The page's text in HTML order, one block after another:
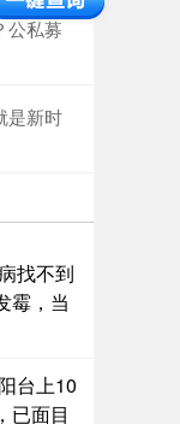
公私募
是新时
找不到
霉，当
台上10
已面目